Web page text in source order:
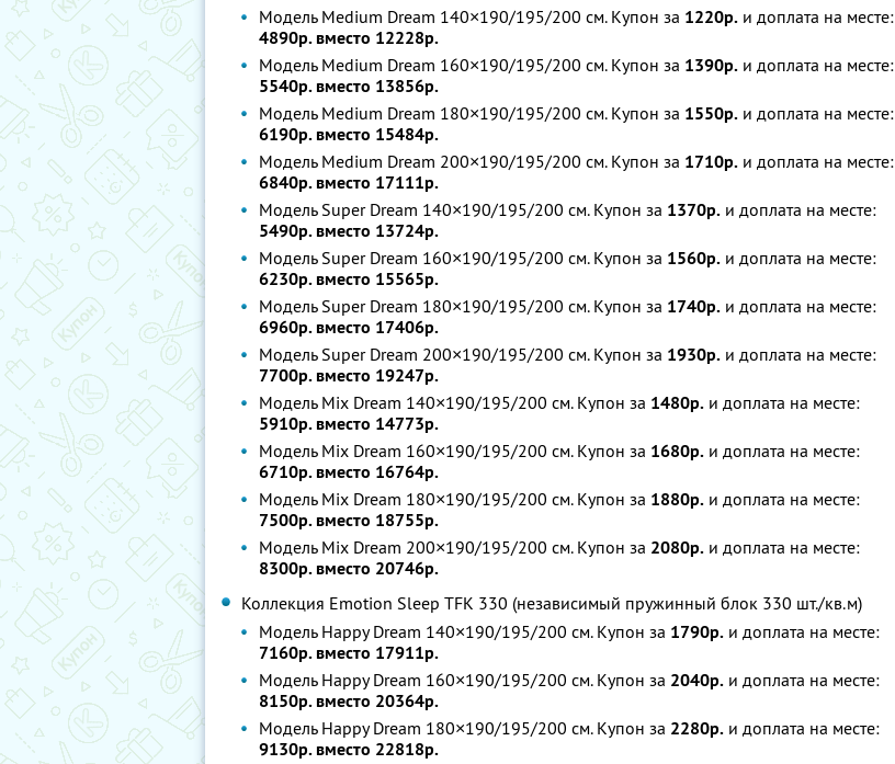
Модель Medium Dream 140×190/195/200 см. Купон за 1220р. и доплата на месте:
4890р. вместо 12228р.
Модель Medium Dream 160×190/195/200 см. Купон за 1390р. и доплата на месте:
5540р. вместо 13856р.
Модель Medium Dream 180×190/195/200 см. Купон за 1550р. и доплата на месте:
6190р. вместо 15484р.
Модель Medium Dream 200×190/195/200 см. Купон за 1710р. и доплата на месте:
6840р. вместо 17111р.
Модель Super Dream 140×190/195/200 см. Купон за 1370р. и доплата на месте:
5490р. вместо 13724р.
Модель Super Dream 160×190/195/200 см. Купон за 1560р. и доплата на месте:
6230р. вместо 15565р.
Модель Super Dream 180×190/195/200 см. Купон за 1740р. и доплата на месте:
6960р. вместо 17406р.
Модель Super Dream 200×190/195/200 см. Купон за 1930р. и доплата на месте:
7700р. вместо 19247р.
Модель Mix Dream 140×190/195/200 см. Купон за 1480р. и доплата на месте:
5910р. вместо 14773р.
Модель Mix Dream 160×190/195/200 см. Купон за 1680р. и доплата на месте:
6710р. вместо 16764р.
Модель Mix Dream 180×190/195/200 см. Купон за 1880р. и доплата на месте:
7500р. вместо 18755р.
Модель Mix Dream 200×190/195/200 см. Купон за 2080р. и доплата на месте:
8300р. вместо 20746р.
Коллекция Emotion Sleep TFK 330 (независимый пружинный блок 330 шт./кв.м)
Модель Happy Dream 140×190/195/200 см. Купон за 1790р. и доплата на месте:
7160р. вместо 17911р.
Модель Happy Dream 160×190/195/200 см. Купон за 2040р. и доплата на месте:
8150р. вместо 20364р.
Модель Happy Dream 180×190/195/200 см. Купон за 2280р. и доплата на месте:
9130р. вместо 22818р.